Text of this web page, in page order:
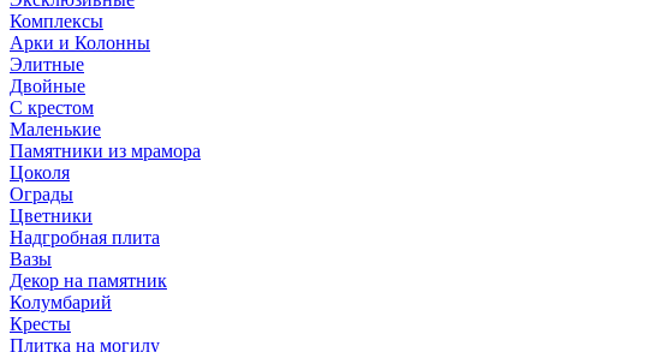
Комплексы
Арки и Колонны
Элитные
Двойные
С крестом
Маленькие
Памятники из мрамора
Цоколя
Ограды
Цветники
Надгробная плита
Вазы
Декор на памятник
Колумбарий
Кресты
Плитка на могилу